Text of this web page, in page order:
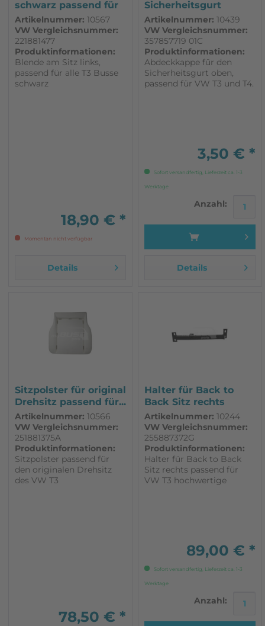
schwarz passend für
den VW...
Artikelnummer: 10567
VW Vergleichsnummer:
221881477
Produktinformationen:
Blende am Sitz links,
passend für alle T3 Busse
schwarz
18,90 € *
Momentan nicht verfügbar
Details
Sicherheitsgurt
passend für VW T3...
Artikelnummer: 10439
VW Vergleichsnummer:
357857719 01C
Produktinformationen:
Abdeckkappe für den
Sicherheitsgurt oben,
passend für VW T3 und T4.
3,50 € *
Sofort versandfertig, Lieferzeit ca. 1-3
Werktage
Anzahl:
Details
Sitzpolster für original
Drehsitz passend für...
Artikelnummer: 10566
VW Vergleichsnummer:
251881375A
Produktinformationen:
Sitzpolster passend für
den originalen Drehsitz
des VW T3
78,50 € *
Halter für Back to
Back Sitz rechts
passend für...
Artikelnummer: 10244
VW Vergleichsnummer:
255887372G
Produktinformationen:
Halter für Back to Back
Sitz rechts passend für
VW T3 hochwertige
89,00 € *
Sofort versandfertig, Lieferzeit ca. 1-3
Werktage
Anzahl: